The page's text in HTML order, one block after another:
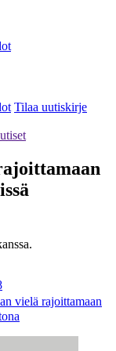
Tilaa uutiskirje
vielä rajoittamaan